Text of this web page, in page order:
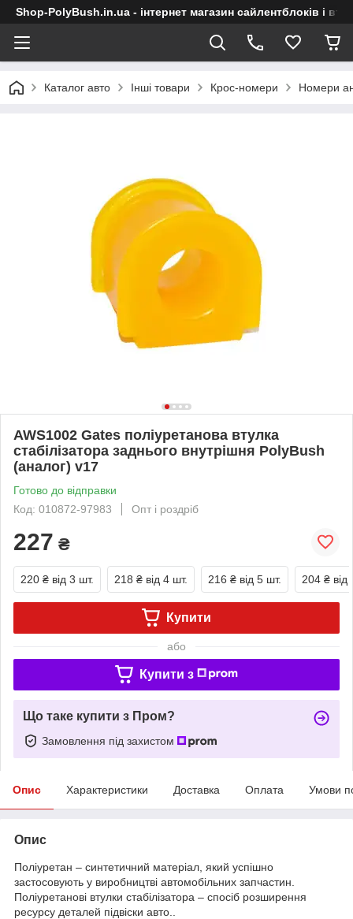
Shop-PolyBush.in.ua - інтернет магазин сайлентблоків і
Каталог авто Інші товари Крос-номери Номери
AWS1002 Gates поліуретанова втулка
стабілізатора заднього внутрішня PolyBush
(аналог) v17
Готово до відправки
Код: 010872-97983
Опт і роздріб
227 ₴
220 ₴ від 3 шт. 218 ₴ від 4 шт. 216 ₴ від 5 шт. 204 ₴ від
Купити
або
Купити з
Що таке купити з Пром?
Замовлення під захистом
Опис Характеристики Доставка Оплата Умови
Опис
Поліуретан – синтетичний матеріал, який успішно
застосовують у виробництві автомобільних запчастин.
Поліуретанові втулки стабілізатора – спосіб розширення
ресурсу деталей підвіски авто..